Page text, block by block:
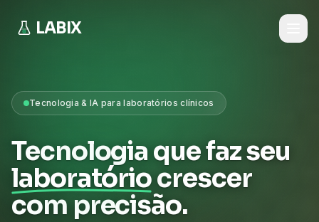
LABIX
Tecnologia & IA para laboratórios clínicos
Tecnologia que faz seu
laboratóriocrescer
com precisão.